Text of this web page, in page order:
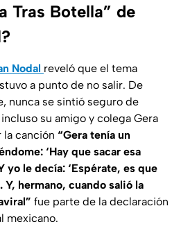
Tras Botella” de
Nodal reveló que el tema
a punto de no salir. De
nunca se sintió seguro de
su amigo y colega Gera
la canción “Gera tenía un
‘Hay que sacar esa
yo le decía: ‘Espérate, es que
Y, hermano, cuando salió la
fue parte de la declaración
mexicano.